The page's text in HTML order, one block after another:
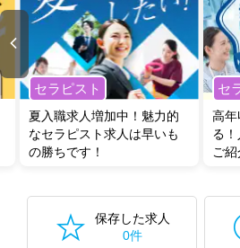
セラピスト
夏入職求人増加中！魅力的
なセラピスト求人は早いも
の勝ちです！
セ
高年
る
ご紹
保存した求人
0件